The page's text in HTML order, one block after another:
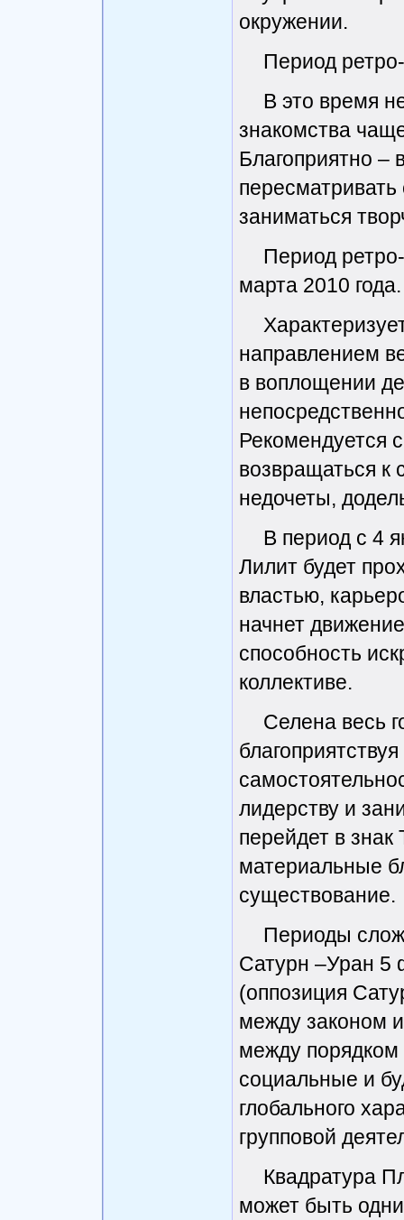
окружении.
Период
В это время
знакомства
Благоприятно –
заниматься
Период
марта 2010 года.
направлением
в воплощении
Рекомендуется
возвращаться к
недочеты,
В период с 4
Лилит будет
властью,
начнет
способность
коллективе.
Селена весь
лидерству и
перейдет в
материальные
существование.
Периоды
Сатурн –Уран 5
(оппозиция
между законом
между порядком
социальные и
глобального
групповой
Квадратура
может быть